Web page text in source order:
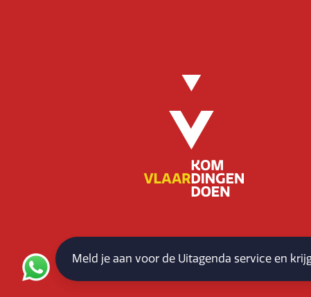
Meld je aan voor de Uitagenda service en